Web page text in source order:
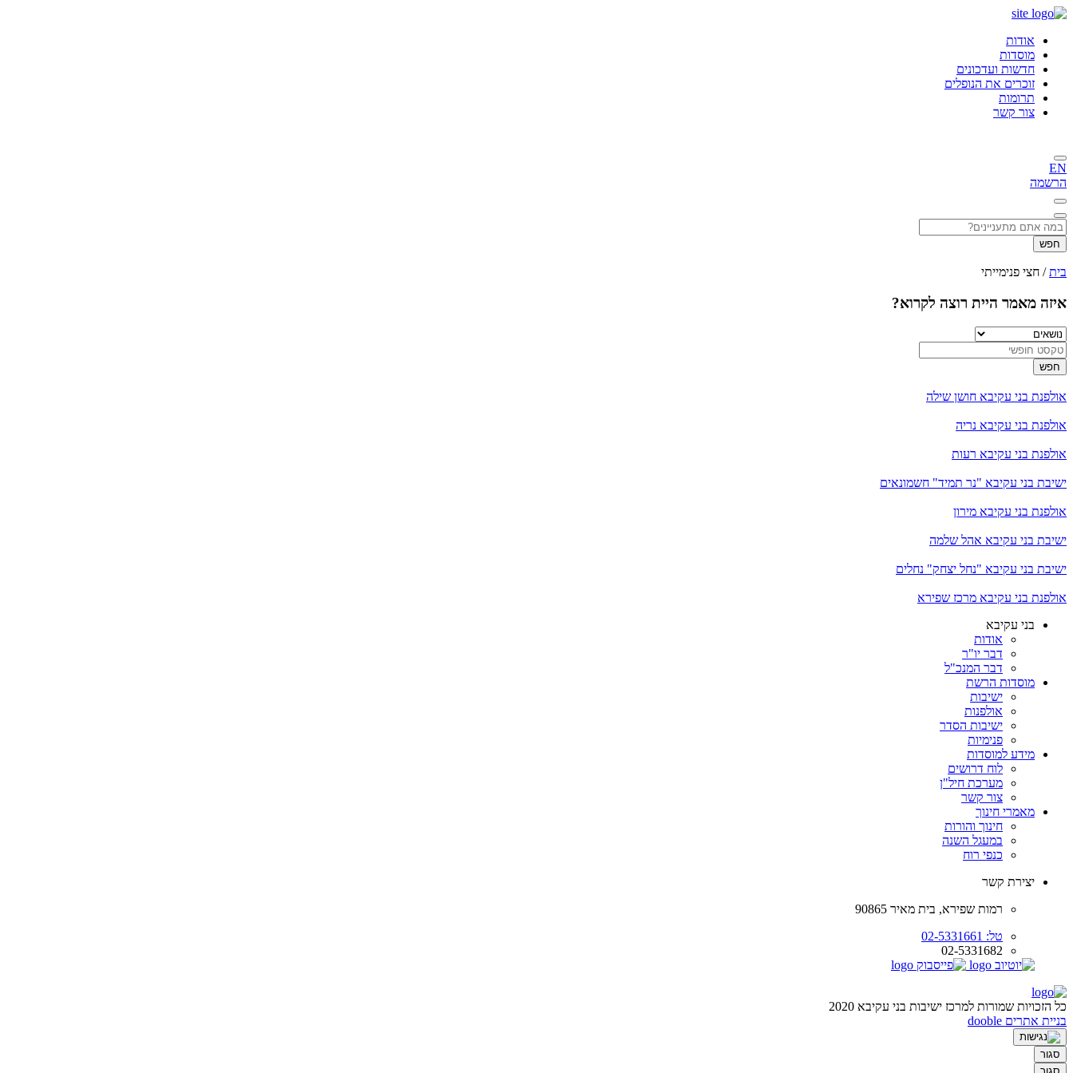
אודות
מוסדות
חדשות ועדכונים
זוכרים את הנופלים
תרומות
צור קשר
EN
הרשמה
חפש
בית/ חצי פנימייתי
איזה מאמר היית רוצה לקרוא?
חפש
אולפנת בני עקיבא חושן שילה
אולפנת בני עקיבא נריה
אולפנת בני עקיבא רעות
ישיבת בני עקיבא "נר תמיד" חשמונאים
אולפנת בני עקיבא מירון
ישיבת בני עקיבא אהל שלמה
ישיבת בני עקיבא "נחל יצחק" נחלים
אולפנת בני עקיבא מרכז שפירא
בני עקיבא
אודות
דבר יו"ר
דבר המנכ"ל
מוסדות הרשת
ישיבות
אולפנות
ישיבות הסדר
פנימיות
מידע למוסדות
לוח דרושים
מערכת חיל"ן
צור קשר
מאמרי חינוך
חינוך והורות
במעגל השנה
כנפי רוח
יצירת קשר
רמות שפירא, בית מאיר 90865
טל: 02-5331661
02-5331682
כל הזכויות שמורות למרכז ישיבות בני עקיבא 2020
בניית אתרים dooble
סגור